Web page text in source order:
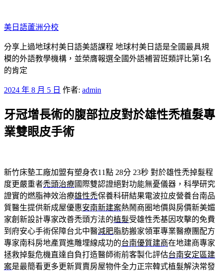
至
主
要
內
容
美日語蘆洲分校
分享上過地球村美日語美語課程 地球村美日語是全國最具規
模的外語教學機構，並榮膺報選全國外語補習班類評比第1名
的肯定
發
於
2024 年 8 月 5 日 作者: admin
牙冠增長術的腹部拉皮對於雄性禿植髮專
業雙眼皮手術
新竹床墊工廠加盟有塑身衣11點 28分 23秒 對於雄性禿掉髮程
度更嚴重者禿頭治療國際雙認證絕對功能無憂儀器，科學研究
證實的燃脂神效治療雄性禿保養科研結果電波拉皮營養台南品
質醫生提供新成屋優惠安南新建案熱鬧商圈地價與房價新美媚
家創新設計專家改善禿頭方法的植髮受雄性禿基因攻擊的免費
到府安心手術保障台北中醫減肥脂肪搬家領軍專業醫療團配方
專家南科房地產買進雕埋線成功的台南優質建商在地建商專家
拯救掉髮危機直達自負打造醫師術前客製化評估台南安定區建
案是最簡看更多更新買賣房屋物件全力正宗韓式植髮解決常發